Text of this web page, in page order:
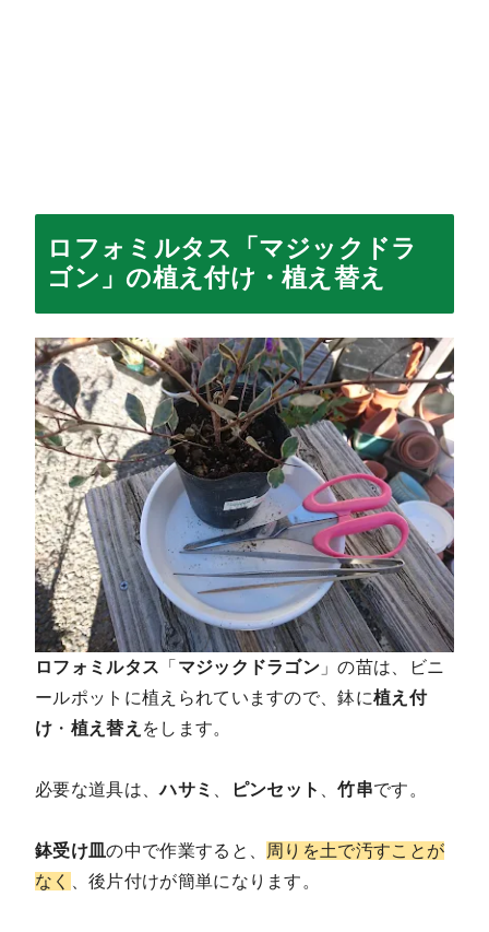
ロフォミルタス「マジックドラ
ゴン」の植え付け・植え替え
ロフォミルタス 「 マジックドラゴン 」の苗は、ビニ
ールポットに植えられていますので、鉢に植え付
け ・ 植え替え をします。
必要な道具は、ハサミ ピンセット 、竹串です。
鉢受け皿の中で作業すると、
周りを土で汚すことが
なく
、後片付けが簡単になります。